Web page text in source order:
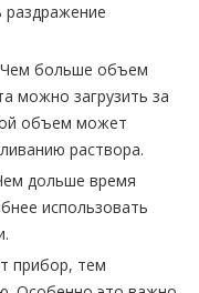
Чем больше объем
можно загрузить за
объем может
раствора.
дольше время
использовать
прибор, тем